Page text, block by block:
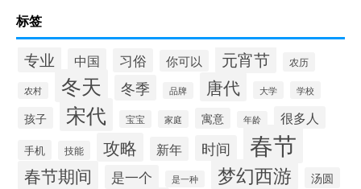
标签
专业 中国 习俗 你可以 元宵节 农历
农村 冬天 冬季 品牌 唐代 大学 学校
孩子 宋代 宝宝 家庭 寓意 年龄 很多人
手机 技能 攻略 新年 时间 春节
春节期间 是一个 是一种 梦幻西游 汤圆